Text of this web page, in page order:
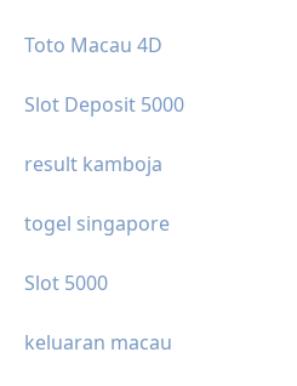
Toto Macau 4D
Slot Deposit 5000
result kamboja
togel singapore
Slot 5000
keluaran macau